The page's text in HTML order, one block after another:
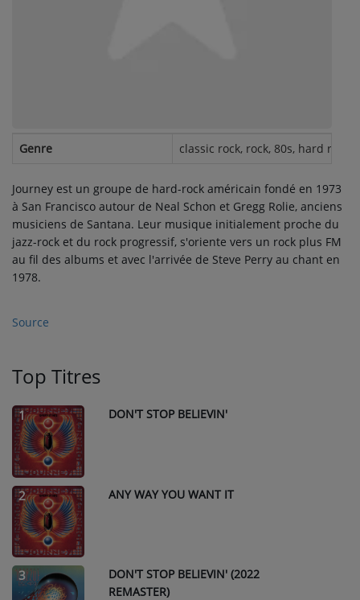
Genre classic rock, rock, 80s, hard rock,
Journey est un groupe de hard-rock américain fondé en 1973
à San Francisco autour de Neal Schon et Gregg Rolie, anciens
musiciens de Santana. Leur musique initialement proche du
jazz-rock et du rock progressif, s'oriente vers un rock plus FM
au fil des albums et avec l'arrivée de Steve Perry au chant en
1978.
Source
Top Titres
1 DON'T STOP BELIEVIN'
2 ANY WAY YOU WANT IT
3
DON'T STOP BELIEVIN' (2022
REMASTER)